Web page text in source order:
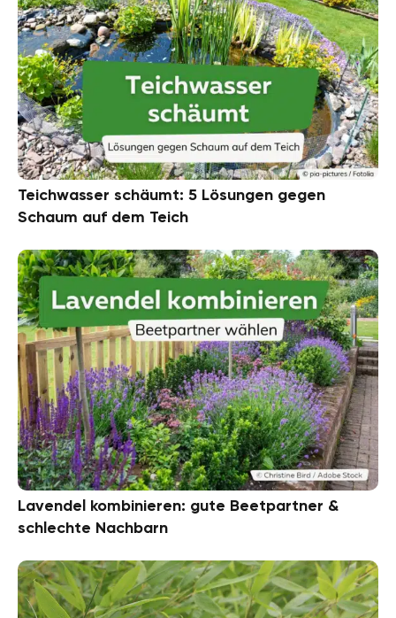
Teichwasser schäumt: 5 Lösungen gegen
Schaum auf dem Teich
Lavendel kombinieren: gute Beetpartner &
schlechte Nachbarn